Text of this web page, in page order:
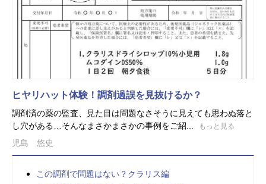
ヒヤリハット体験！調剤過誤を見抜けるか？
調剤済の薬の監査、見た目は問題なさそうに見えても思わぬ落と
し穴がある…そんなまさかまさかの事例をご紹...
もっと見る
児島 悠史
この調剤で問題はない？クラリス編